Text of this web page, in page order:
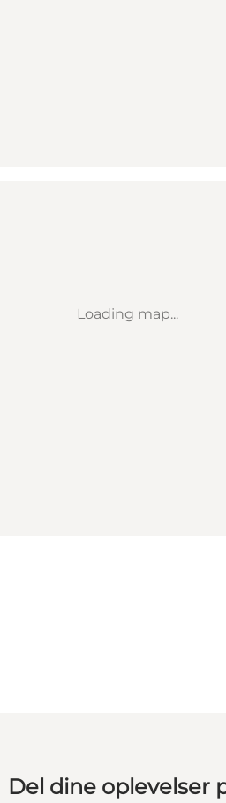
Loading map...
Del dine oplevelser